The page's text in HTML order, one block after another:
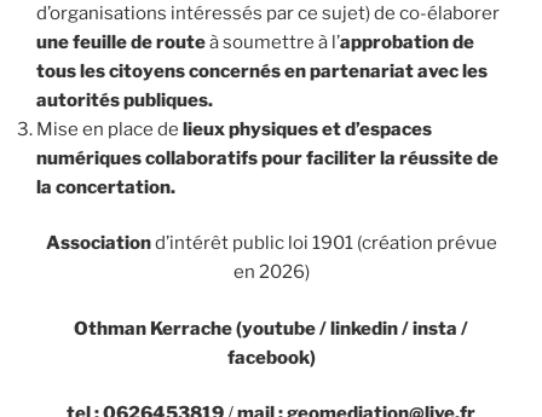
d’organisations intéressés par ce sujet) de co-élaborer
une feuille de routeà soumettre à l’approbation de
tous les citoyens concernés en partenariat avec les
autorités publiques.
Mise en place de lieux physiques et d’espaces
numériques collaboratifs pour faciliter la réussite de
la concertation.
Associationd’intérêt public loi 1901 (création prévue
en 2026)
Othman Kerrache (youtube / linkedin / insta /
facebook)